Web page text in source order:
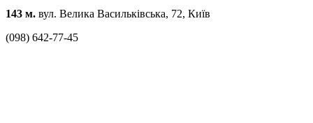
143 м. вул. Велика Васильківська, 72, Київ
(098) 642-77-45